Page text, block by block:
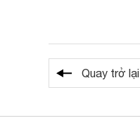
Quay trở lại